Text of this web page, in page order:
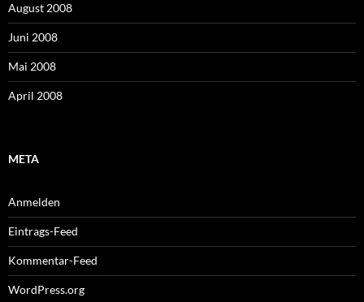
August 2008
Juni 2008
Mai 2008
April 2008
META
Anmelden
Eintrags-Feed
Kommentar-Feed
WordPress.org